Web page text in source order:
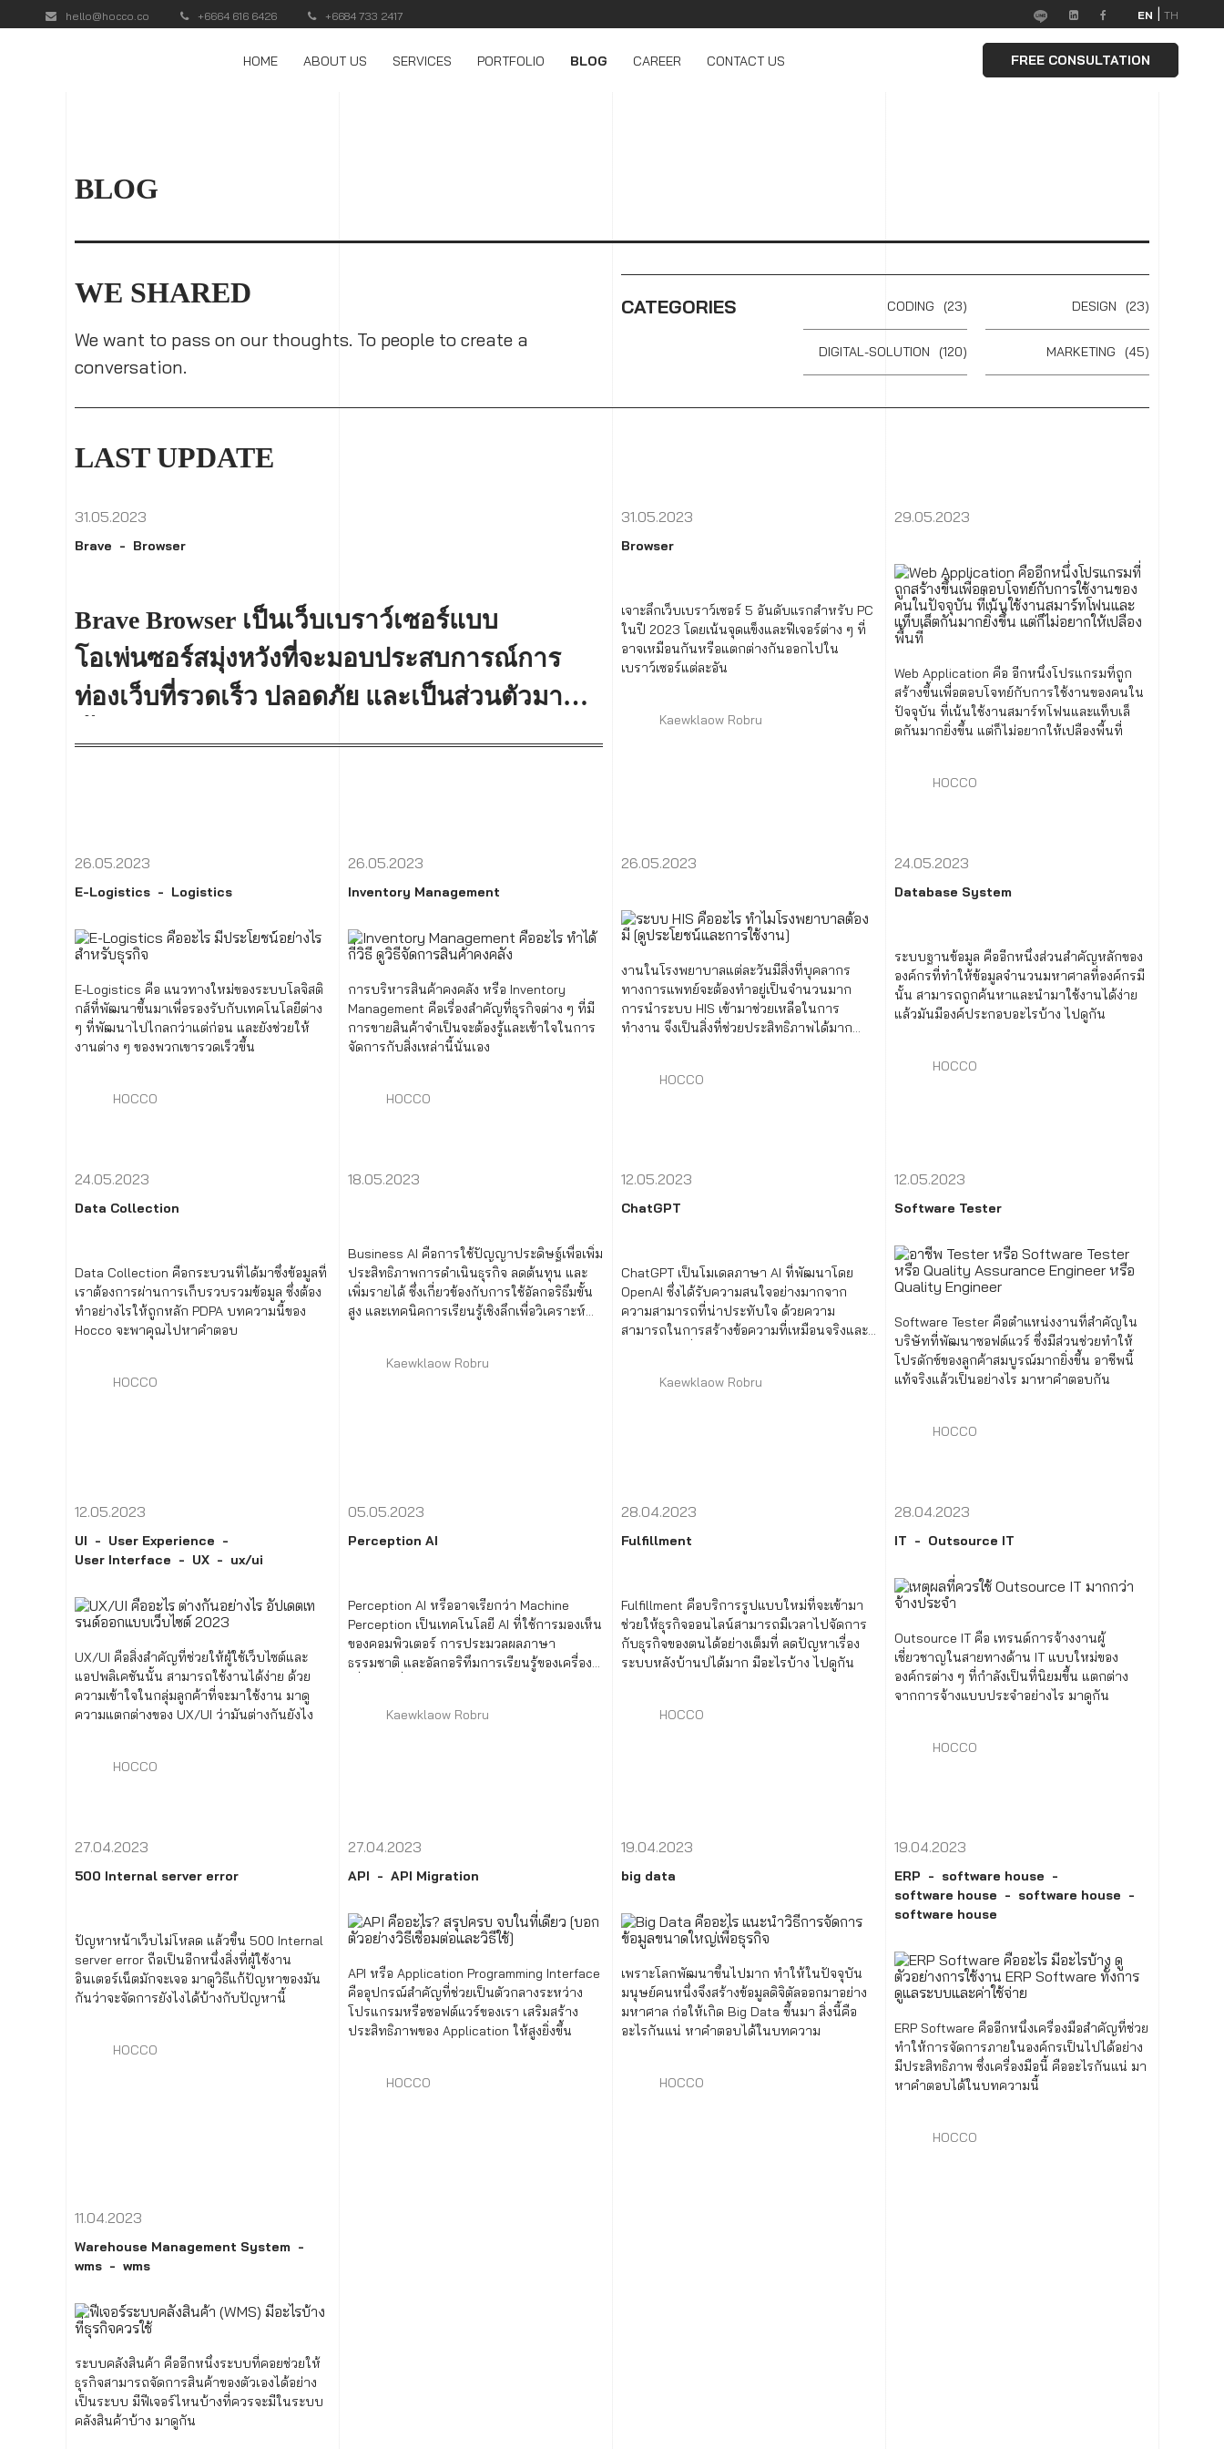
hello@hocco.co +6664 616 6426 +6684 733 2417 EN TH
HOME ABOUT US SERVICES PORTFOLIO BLOG CAREER CONTACT US FREE CONSULTATION
BLOG
WE SHARED
We want to pass on our thoughts. To people to create a
conversation.
CATEGORIES CODING (23)
DIGITAL-SOLUTION (120)
DESIGN (23)
MARKETING (45)
LAST UPDATE
31.05.2023
Brave Browser
Brave Browser เป็นเว็บเบราว์เซอร์แบบ
โอเพ่นซอร์สมุ่งหวังที่จะมอบประสบการณ์การ
ท่องเว็บที่รวดเร็ว ปลอดภัย และเป็นส่วนตัวมาก
31.05.2023
Browser
เจาะลึกเว็บเบราว์เซอร์ 5 อันดับแรกสำหรับ PC
ในปี 2023 โดยเน้นจุดแข็งและฟีเจอร์ต่าง ๆ ที่
อาจเหมือนกันหรือแตกต่างกันออกไปใน
เบราว์เซอร์แต่ละอัน
Kaewklaow Robru
29.05.2023
Web Application คือ อีกหนึ่งโปรแกรมที่ถูก
สร้างขึ้นเพื่อตอบโจทย์กับการใช้งานของคนใน
ปัจจุบัน ที่เน้นใช้งานสมาร์ทโฟนและแท็บเล็
ตกันมากยิ่งขึ้น แต่ก็ไม่อยากให้เปลืองพื้นที่
HOCCO
26.05.2023
E-Logistics Logistics
E-Logistics คือ แนวทางใหม่ของระบบโลจิสติ
กส์ที่พัฒนาขึ้นมาเพื่อรองรับกับเทคโนโลยีต่าง
ๆ ที่พัฒนาไปไกลกว่าแต่ก่อน และยังช่วยให้
งานต่าง ๆ ของพวกเขารวดเร็วขึ้น
HOCCO
26.05.2023
Inventory Management
การบริหารสินค้าคงคลัง หรือ Inventory
Management คือเรื่องสำคัญที่ธุรกิจต่าง ๆ ที่มี
การขายสินค้าจำเป็นจะต้องรู้และเข้าใจในการ
จัดการกับสิ่งเหล่านี้นั่นเอง
HOCCO
26.05.2023
งานในโรงพยาบาลแต่ละวันมีสิ่งที่บุคลากร
ทางการแพทย์จะต้องทำอยู่เป็นจำนวนมาก
การนำระบบ HIS เข้ามาช่วยเหลือในการ
ทำงาน จึงเป็นสิ่งที่ช่วยประสิทธิภาพได้มาก
HOCCO
24.05.2023
Database System
ระบบฐานข้อมูล คืออีกหนึ่งส่วนสำคัญหลักของ
องค์กรที่ทำให้ข้อมูลจำนวนมหาศาลที่องค์กรมี
นั้น สามารถถูกค้นหาและนำมาใช้งานได้ง่าย
แล้วมันมีองค์ประกอบอะไรบ้าง ไปดูกัน
HOCCO
24.05.2023
Data Collection
Data Collection คือกระบวนที่ได้มาซึ่งข้อมูลที่
เราต้องการผ่านการเก็บรวบรวมข้อมูล ซึ่งต้อง
ทำอย่างไรให้ถูกหลัก PDPA บทความนี้ของ
Hocco จะพาคุณไปหาคำตอบ
HOCCO
18.05.2023
Business AI คือการใช้ปัญญาประดิษฐ์เพื่อเพิ่ม
ประสิทธิภาพการดำเนินธุรกิจ ลดต้นทุน และ
เพิ่มรายได้ ซึ่งเกี่ยวข้องกับการใช้อัลกอริธึมขั้น
สูง และเทคนิคการเรียนรู้เชิงลึกเพื่อวิเคราะห์
Kaewklaow Robru
12.05.2023
ChatGPT
ChatGPT เป็นโมเดลภาษา AI ที่พัฒนาโดย
OpenAI ซึ่งได้รับความสนใจอย่างมากจาก
ความสามารถที่น่าประทับใจ ด้วยความ
สามารถในการสร้างข้อความที่เหมือนจริงและ
Kaewklaow Robru
12.05.2023
Software Tester
Software Tester คือตำแหน่งงานที่สำคัญใน
บริษัทที่พัฒนาซอฟต์แวร์ ซึ่งมีส่วนช่วยทำให้
โปรดักซ์ของลูกค้าสมบูรณ์มากยิ่งขึ้น อาชีพนี้
แท้จริงแล้วเป็นอย่างไร มาหาคำตอบกัน
HOCCO
12.05.2023
UI
User Experience
User Interface
UX ux/ui
UX/UI คือสิ่งสำคัญที่ช่วยให้ผู้ใช้เว็บไซต์และ
แอปพลิเคชันนั้น สามารถใช้งานได้ง่าย ด้วย
ความเข้าใจในกลุ่มลูกค้าที่จะมาใช้งาน มาดู
ความแตกต่างของ UX/UI ว่ามันต่างกันยังไง
HOCCO
05.05.2023
Perception AI
Perception AI หรืออาจเรียกว่า Machine
Perception เป็นเทคโนโลยี AI ที่ใช้การมองเห็น
ของคอมพิวเตอร์ การประมวลผลภาษา
ธรรมชาติ และอัลกอริทึมการเรียนรู้ของเครื่อง
Kaewklaow Robru
28.04.2023
Fulfillment
Fulfillment คือบริการรูปแบบใหม่ที่จะเข้ามา
ช่วยให้ธุรกิจออนไลน์สามารถมีเวลาไปจัดการ
กับธุรกิจของตนได้อย่างเต็มที่ ลดปัญหาเรื่อง
ระบบหลังบ้านปได้มาก มีอะไรบ้าง ไปดูกัน
HOCCO
28.04.2023
IT Outsource IT
Outsource IT คือ เทรนด์การจ้างงานผู้
เชี่ยวชาญในสายทางด้าน IT แบบใหม่ของ
องค์กรต่าง ๆ ที่กำลังเป็นที่นิยมขึ้น แตกต่าง
จากการจ้างแบบประจำอย่างไร มาดูกัน
HOCCO
27.04.2023
500 Internal server error
ปัญหาหน้าเว็บไม่โหลด แล้วขึ้น 500 Internal
server error ถือเป็นอีกหนึ่งสิ่งที่ผู้ใช้งาน
อินเตอร์เน็ตมักจะเจอ มาดูวิธีแก้ปัญหาของมัน
กันว่าจะจัดการยังไงได้บ้างกับปัญหานี้
HOCCO
27.04.2023
API API Migration
API หรือ Application Programming Interface
คืออุปกรณ์สำคัญที่ช่วยเป็นตัวกลางระหว่าง
โปรแกรมหรือซอฟต์แวร์ของเรา เสริมสร้าง
ประสิทธิภาพของ Application ให้สูงยิ่งขึ้น
HOCCO
19.04.2023
big data
เพราะโลกพัฒนาขึ้นไปมาก ทำให้ในปัจจุบัน
มนุษย์คนหนึ่งจึงสร้างข้อมูลดิจิตัลออกมาอย่าง
มหาศาล ก่อให้เกิด Big Data ขึ้นมา สิ่งนี้คือ
อะไรกันแน่ หาคำตอบได้ในบทความ
HOCCO
19.04.2023
ERP
software house
software house
software house
software house
ERP Software คืออีกหนึ่งเครื่องมือสำคัญที่ช่วย
ทำให้การจัดการภายในองค์กรเป็นไปได้อย่าง
มีประสิทธิภาพ ซึ่งเครื่องมือนี้ คืออะไรกันแน่ มา
หาคำตอบได้ในบทความนี้
HOCCO
11.04.2023
Warehouse Management System
wms
wms
ระบบคลังสินค้า คืออีกหนึ่งระบบที่คอยช่วยให้
ธุรกิจสามารถจัดการสินค้าของตัวเองได้อย่าง
เป็นระบบ มีฟีเจอร์ไหนบ้างที่ควรจะมีในระบบ
คลังสินค้าบ้าง มาดูกัน